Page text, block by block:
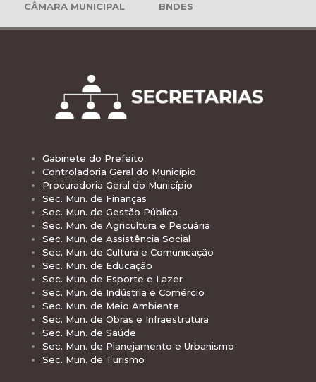
CÂMARA MUNICIPAL BNDES
Gabinete do Prefeito
Controladoria Geral do Município
Procuradoria Geral do Município
Sec. Mun. de Finanças
Sec. Mun. de Gestão Pública
Sec. Mun. de Agricultura e Pecuária
Sec. Mun. de Assistência Social
Sec. Mun. de Cultura e Comunicação
Sec. Mun. de Educação
Sec. Mun. de Esporte e Lazer
Sec. Mun. de Indústria e Comércio
Sec. Mun. de Meio Ambiente
Sec. Mun. de Obras e Infraestrutura
Sec. Mun. de Saúde
Sec. Mun. de Planejamento e Urbanismo
Sec. Mun. de Turismo